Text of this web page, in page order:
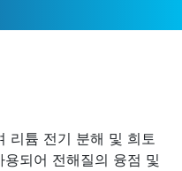
리튬 전기 분해 및 희토
되어 전해질의 융점 및